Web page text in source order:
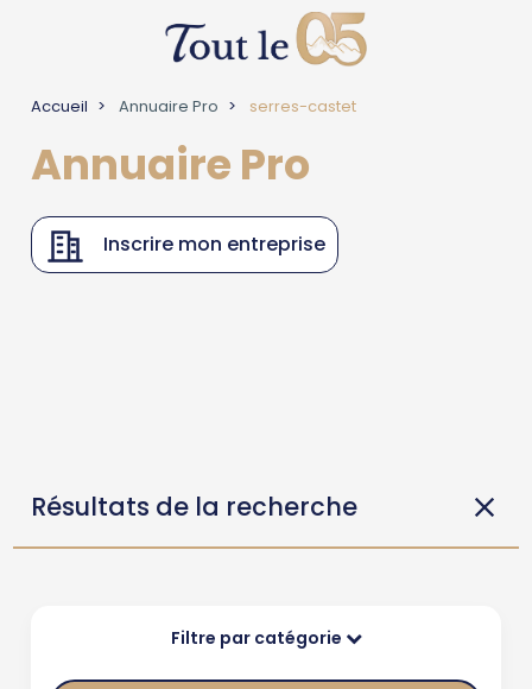
Accueil Annuaire Pro serres-castet
Annuaire Pro
Inscrire mon entreprise
Résultats de la recherche
Filtre par catégorie